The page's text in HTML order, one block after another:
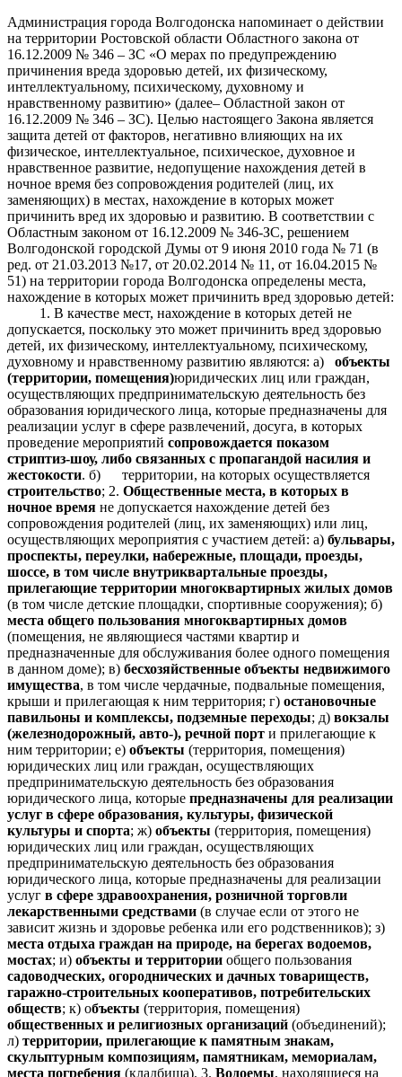
Администрация города Волгодонска напоминает о действии
на территории Ростовской области Областного закона от
16.12.2009 № 346 – ЗС «О мерах по предупреждению
причинения вреда здоровью детей, их физическому,
интеллектуальному, психическому, духовному и
нравственному развитию» (далее– Областной закон от
16.12.2009 № 346 – ЗС). Целью настоящего Закона является
защита детей от факторов, негативно влияющих на их
физическое, интеллектуальное, психическое, духовное и
нравственное развитие, недопущение нахождения детей в
ночное время без сопровождения родителей (лиц, их
заменяющих) в местах, нахождение в которых может
причинить вред их здоровью и развитию. В соответствии с
Областным законом от 16.12.2009 № 346-ЗС, решением
Волгодонской городской Думы от 9 июня 2010 года № 71 (в
ред. от 21.03.2013 №17, от 20.02.2014 № 11, от 16.04.2015 №
51) на территории города Волгодонска определены места,
нахождение в которых может причинить вред здоровью детей:
1. В качестве мест, нахождение в которых детей не
допускается, поскольку это может причинить вред здоровью
детей, их физическому, интеллектуальному, психическому,
духовному и нравственному развитию являются: а) объекты
(территории, помещения)юридических лиц или граждан,
осуществляющих предпринимательскую деятельность без
образования юридического лица, которые предназначены для
реализации услуг в сфере развлечений, досуга, в которых
проведение мероприятий сопровождается показом
стриптиз-шоу, либо связанных с пропагандой насилия и
жестокости. б) территории, на которых осуществляется
строительство; 2. Общественные места, в которых в
ночное время не допускается нахождение детей без
сопровождения родителей (лиц, их заменяющих) или лиц,
осуществляющих мероприятия с участием детей: а) бульвары,
проспекты, переулки, набережные, площади, проезды,
шоссе, в том числе внутриквартальные проезды,
прилегающие территории многоквартирных жилых домов
(в том числе детские площадки, спортивные сооружения); б)
места общего пользования многоквартирных домов
(помещения, не являющиеся частями квартир и
предназначенные для обслуживания более одного помещения
в данном доме); в) бесхозяйственные объекты недвижимого
имущества, в том числе чердачные, подвальные помещения,
крыши и прилегающая к ним территория; г) остановочные
павильоны и комплексы, подземные переходы; д) вокзалы
(железнодорожный, авто-), речной порт и прилегающие к
ним территории; е) объекты (территория, помещения)
юридических лиц или граждан, осуществляющих
предпринимательскую деятельность без образования
юридического лица, которые предназначены для реализации
услуг в сфере образования, культуры, физической
культуры и спорта; ж) объекты (территория, помещения)
юридических лиц или граждан, осуществляющих
предпринимательскую деятельность без образования
юридического лица, которые предназначены для реализации
услуг в сфере здравоохранения, розничной торговли
лекарственными средствами (в случае если от этого не
зависит жизнь и здоровье ребенка или его родственников); з)
места отдыха граждан на природе, на берегах водоемов,
мостах; и) объекты и территории общего пользования
садоводческих, огороднических и дачных товариществ,
гаражно-строительных кооперативов, потребительских
обществ; к) объекты (территория, помещения)
общественных и религиозных организаций (объединений);
л) территории, прилегающие к памятным знакам,
скульптурным композициям, памятникам, мемориалам,
места погребения (кладбища). 3. Водоемы, находящиеся на